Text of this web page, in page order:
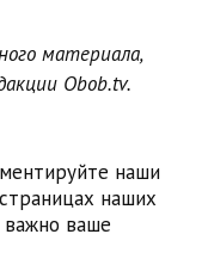
материала,
Obob.tv.
наши
наших
ваше